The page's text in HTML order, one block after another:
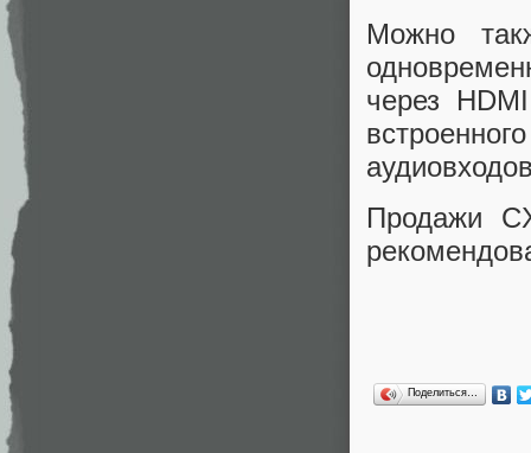
Можно
через
Продажи
Поделиться…